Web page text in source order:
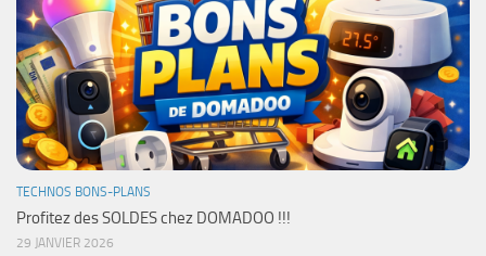
TECHNOS BONS-PLANS
Profitez des SOLDES chez DOMADOO !!!
29 JANVIER 2026